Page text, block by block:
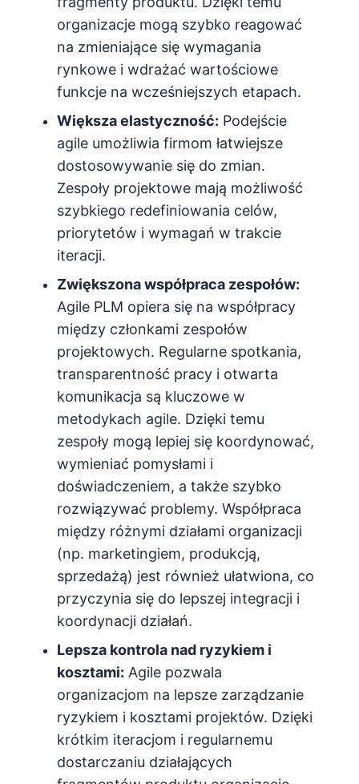
organizacje mogą szybko reagować
na zmieniające się wymagania
rynkowe i wdrażać wartościowe
funkcje na wcześniejszych etapach.
Większa elastyczność: Podejście
agile umożliwia firmom łatwiejsze
dostosowywanie się do zmian.
Zespoły projektowe mają możliwość
szybkiego redefiniowania celów,
priorytetów i wymagań w trakcie
iteracji.
Zwiększona współpraca zespołów:
Agile PLM opiera się na współpracy
między członkami zespołów
projektowych. Regularne spotkania,
transparentność pracy i otwarta
komunikacja są kluczowe w
metodykach agile. Dzięki temu
zespoły mogą lepiej się koordynować,
wymieniać pomysłami i
doświadczeniem, a także szybko
rozwiązywać problemy. Współpraca
między różnymi działami organizacji
(np. marketingiem, produkcją,
sprzedażą) jest również ułatwiona, co
przyczynia się do lepszej integracji i
koordynacji działań.
Lepsza kontrola nad ryzykiem i
kosztami: Agile pozwala
organizacjom na lepsze zarządzanie
ryzykiem i kosztami projektów. Dzięki
krótkim iteracjom i regularnemu
dostarczaniu działających